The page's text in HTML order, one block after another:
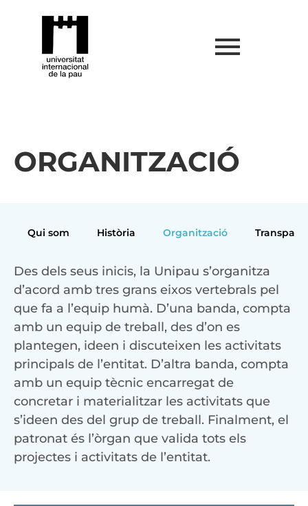
ORGANITZACIÓ
Qui som Història Organització
Des dels seus inicis, la Unipau s’organitza
d’acord amb tres grans eixos vertebrals pel
que fa a l’equip humà. D’una banda, compta
amb un equip de treball, des d’on es
plantegen, ideen i discuteixen les activitats
principals de l’entitat. D’altra banda, compta
amb un equip tècnic encarregat de
concretar i materialitzar les activitats que
s’ideen des del grup de treball. Finalment, el
patronat és l’òrgan que valida tots els
projectes i activitats de l’entitat.